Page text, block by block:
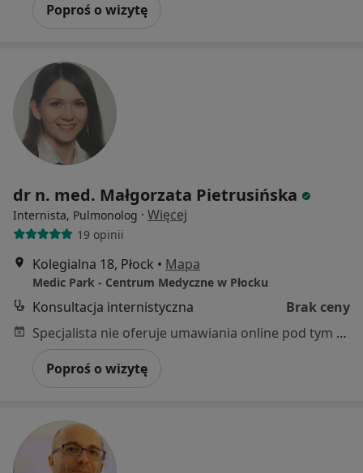
Poproś o wizytę
dr n. med. Małgorzata Pietrusińska
Internista, Pulmonolog · Więcej
19 opinii
Kolegialna 18, Płock • Mapa
Medic Park - Centrum Medyczne w Płocku
Konsultacja internistyczna
Brak ceny
Specjalista nie oferuje umawiania online pod tym adresem.
Poproś o wizytę